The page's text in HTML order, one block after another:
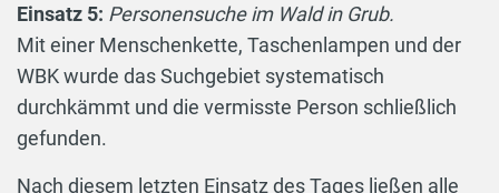
Einsatz 5: Personensuche im Wald in Grub.
Mit einer Menschenkette, Taschenlampen und der
WBK wurde das Suchgebiet systematisch
durchkämmt und die vermisste Person schließlich
gefunden.
Nach diesem letzten Einsatz des Tages ließen alle